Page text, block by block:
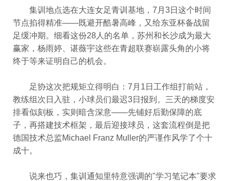
集训地点选在大连女足青训基地，7月3日这个时间
节点掐得精准——既避开酷暑高峰，又给东亚杯备战留
足缓冲期。细看这份28人的名单，苏州和长沙成为最大
赢家，杨雨婷、谌薇宇这些在青超联赛崭露头角的小将
终于等来证明自己的机会。
足协这次把规矩立得明白：7月1日工作组打前站，
教练组次日入驻，小球员们最迟3日报到。三天的梯度安
排看似刻板，实则暗含深意——先铺好后勤保障的底
子，再搭建技术框架，最后迎接球员，这套流程倒是把
德国技术总监Michael Franz Muller的严谨作风学了个十
成十。
说来也巧，集训通知里特意强调的"学习笔记本"要求